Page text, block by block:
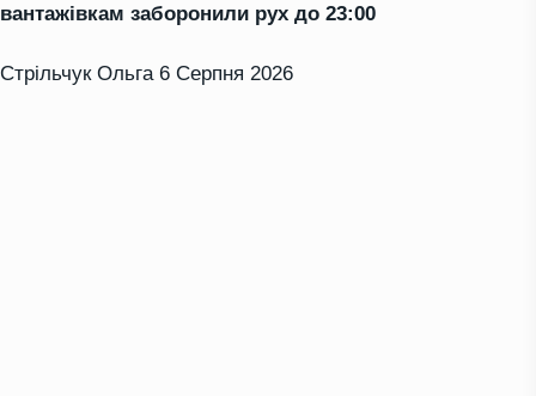
вантажівкам заборонили рух до 23:00
Стрільчук Ольга 6 Серпня 2026